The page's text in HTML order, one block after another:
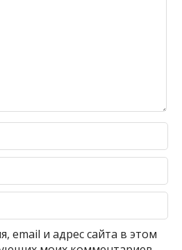
email и адрес сайта в этом